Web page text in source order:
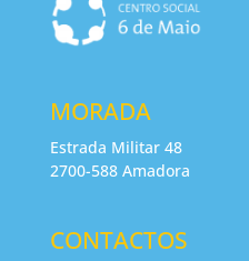
MORADA
Estrada Militar 48
2700-588 Amadora
CONTACTOS